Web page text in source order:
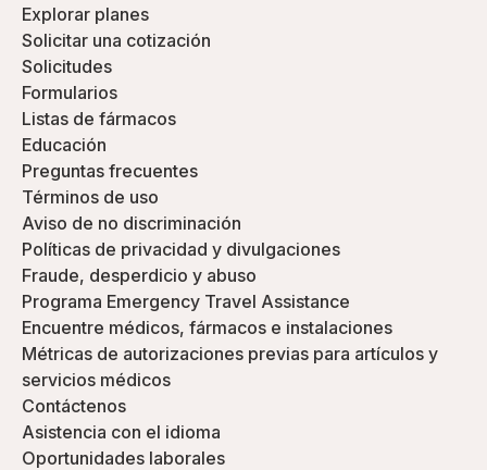
Explorar planes
Solicitar una cotización
Solicitudes
Formularios
Listas de fármacos
Educación
Preguntas frecuentes
Términos de uso
Aviso de no discriminación
Políticas de privacidad y divulgaciones
Fraude, desperdicio y abuso
Programa Emergency Travel Assistance
Encuentre médicos, fármacos e instalaciones
Métricas de autorizaciones previas para artículos y
servicios médicos
Contáctenos
Asistencia con el idioma
Oportunidades laborales